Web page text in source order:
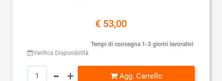
€ 53,00
Verifica Disponibilità
Tempi di consegna 1-3 giorni lavorativi
Quantità
Agg. Carrello